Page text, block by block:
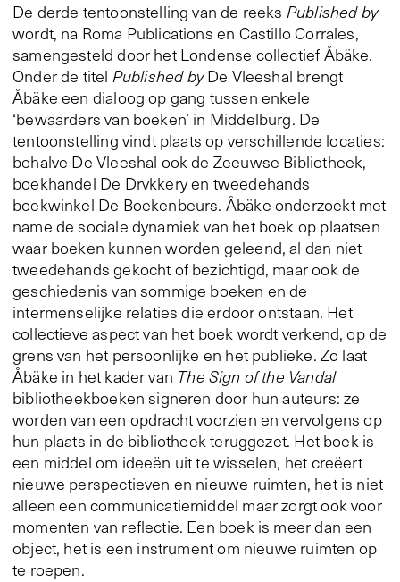
De derde tentoonstelling van de reeks Published by
wordt, na Roma Publications en Castillo Corrales,
samengesteld door het Londense collectief Åbäke.
Onder de titel Published byDe Vleeshal brengt
Åbäke een dialoog op gang tussen enkele
‘bewaarders van boeken’ in Middelburg. De
tentoonstelling vindt plaats op verschillende locaties:
behalve De Vleeshal ook de Zeeuwse Bibliotheek,
boekhandel De Drvkkery en tweedehands
boekwinkel De Boekenbeurs. Åbäke onderzoekt met
name de sociale dynamiek van het boek op plaatsen
waar boeken kunnen worden geleend, al dan niet
tweedehands gekocht of bezichtigd, maar ook de
geschiedenis van sommige boeken en de
intermenselijke relaties die erdoor ontstaan. Het
collectieve aspect van het boek wordt verkend, op de
grens van het persoonlijke en het publieke. Zo laat
Åbäke in het kader van The Sign of the Vandal
bibliotheekboeken signeren door hun auteurs: ze
worden van een opdracht voorzien en vervolgens op
hun plaats in de bibliotheek teruggezet. Het boek is
een middel om ideeën uit te wisselen, het creëert
nieuwe perspectieven en nieuwe ruimten, het is niet
alleen een communicatiemiddel maar zorgt ook voor
momenten van reflectie. Een boek is meer dan een
object, het is een instrument om nieuwe ruimten op
te roepen.